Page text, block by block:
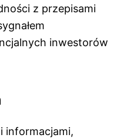
z przepisami
inwestorów
informacjami,